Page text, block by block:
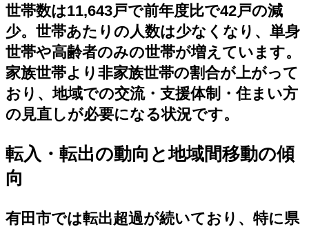
世帯数は11,643戸で前年度比で42戸の減
少。世帯あたりの人数は少なくなり、単身
世帯や高齢者のみの世帯が増えています。
家族世帯より非家族世帯の割合が上がって
おり、地域での交流・支援体制・住まい方
の見直しが必要になる状況です。
転入・転出の動向と地域間移動の傾
向
有田市では転出超過が続いており、特に県